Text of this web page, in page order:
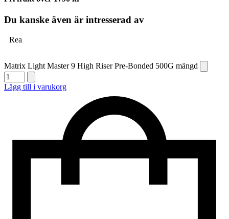
Du kanske även är intresserad av
Rea
Matrix Light Master 9 High Riser Pre-Bonded 500G mängd
Lägg till i varukorg